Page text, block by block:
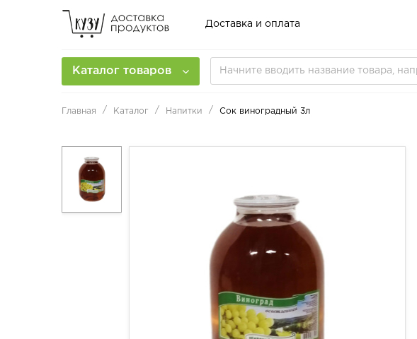
Доставка и оплата
Каталог товаров
Главная Каталог Напитки Сок виноградный 3л